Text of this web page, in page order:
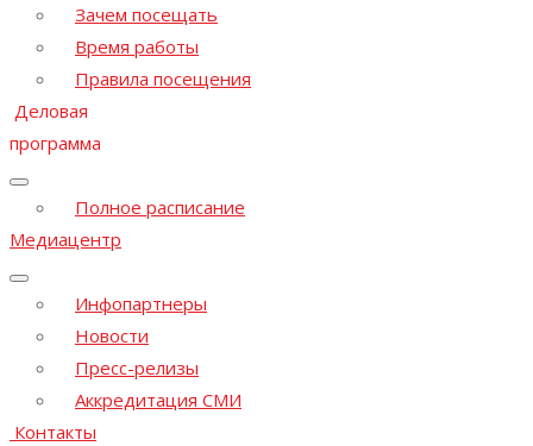
Зачем посещать
Время работы
Правила посещения
Деловая
программа
Полное расписание
Медиацентр
Инфопартнеры
Новости
Пресс-релизы
Аккредитация СМИ
Контакты